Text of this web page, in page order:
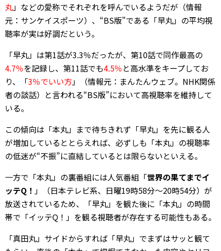
丸」などの愛称でそれぞれを呼んでいるようだが（情報
元：サンケイスポーツ）、“BS版”である「早丸」の平均視
聴率が実は好調だという。
「早丸」は第1話が3.3％だったが、第10話で同作最高の
4.7％を記録し、第11話でも4.5％ と高水準をキープしてお
り、「3％でいい方」（情報元：まんたんウェブ。NHK関係
者の談話）と言われる“BS版”において高視聴率を維持して
いる。
この傾向は「本丸」まで待ちきれず「早丸」を先に観る人
が増加しているととらえれば、必ずしも「本丸」の視聴率
の低迷が“不振”に直結しているとは限らないといえる。
一方で「本丸」の裏番組には人気番組「世界の果てまでイ
ッテQ！ 」（日本テレビ系、日曜19時58分～20時54分）が
放送されているため、「早丸」を観た後に「本丸」の時間
帯で「イッテQ！」を観る視聴者が存在する可能性もある。
「真田丸」サイドからすれば「早丸」でまずはサッと観て